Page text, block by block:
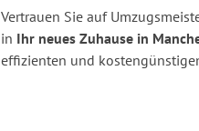
Vertrauen Sie auf
in Ihr neues Zuhause in
effizienten und